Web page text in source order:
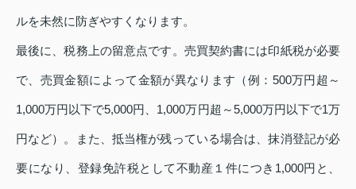
ルを未然に防ぎやすくなります。
最後に、税務上の留意点です。売買契約書には印紙税が必要
で、売買金額によって金額が異なります（例：500万円超～
1,000万円以下で5,000円、1,000万円超～5,000万円以下で1万
円など）。また、抵当権が残っている場合は、抹消登記が必
要になり、登録免許税として不動産１件につき1,000円と、